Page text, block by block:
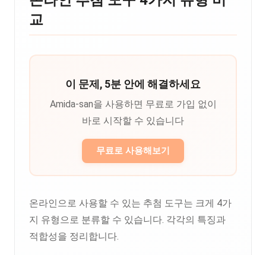
교
이 문제, 5분 안에 해결하세요
Amida-san을 사용하면 무료로 가입 없이
바로 시작할 수 있습니다
무료로 사용해보기
온라인으로 사용할 수 있는 추첨 도구는 크게 4가
지 유형으로 분류할 수 있습니다. 각각의 특징과
적합성을 정리합니다.